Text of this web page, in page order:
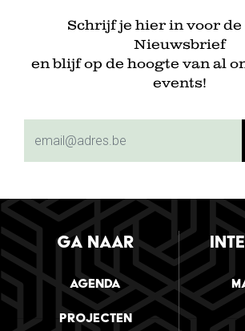
Schrijf je hier in voor
Nieuwsbrief
en blijf op de hoogte van al
events!
GA NAAR
Agenda
Projecten